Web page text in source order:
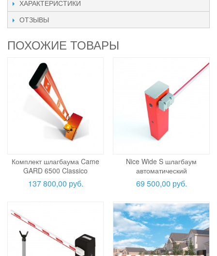
ХАРАКТЕРИСТИКИ
ОТЗЫВЫ
ПОХОЖИЕ ТОВАРЫ
Комплект шлагбаума Came
GARD 6500 Classico
137 800,00 руб.
Nice Wide S шлагбаум
автоматический
69 500,00 руб.